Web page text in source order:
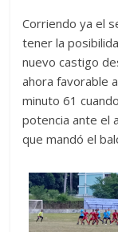
Corriendo ya el
tener la
nuevo castigo
ahora favorable
minuto 61
potencia ante el
que mandó el